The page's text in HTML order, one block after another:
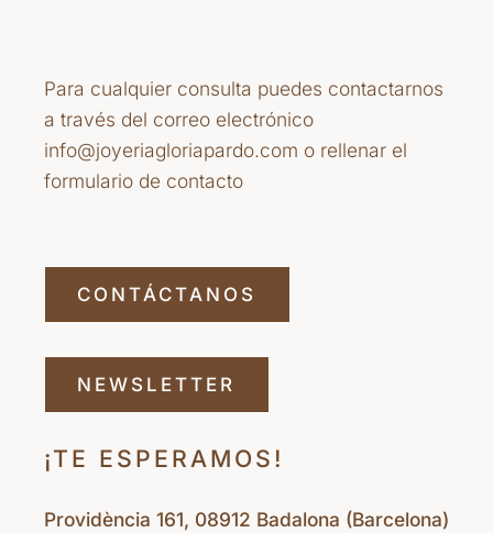
Para cualquier consulta puedes contactarnos
a través del correo electrónico
info@joyeriagloriapardo.com o rellenar el
formulario de contacto
CONTÁCTANOS
NEWSLETTER
¡TE ESPERAMOS!
Providència 161, 08912 Badalona (Barcelona)